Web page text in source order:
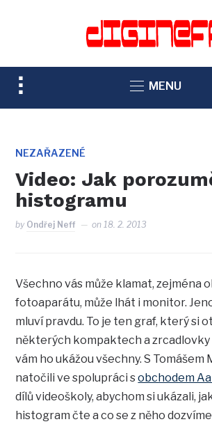
TOGGLE
SIDEBAR
NAVIGATION
MENU
NEZAŘAZENÉ
Video: Jak
histogramu
by Ondřej Neff on18. 2. 2013
Všechno vás může klamat, zejména
fotoaparátu, může lhát i monitor.
mluví pravdu. To je ten graf, který si
některých kompaktech a zrcadlovky
vám ho ukážou všechny. S Tomášem
natočili ve spolupráci sobchodem
dílů videoškoly, abychom si ukázali,
histogram čte a co se z něho